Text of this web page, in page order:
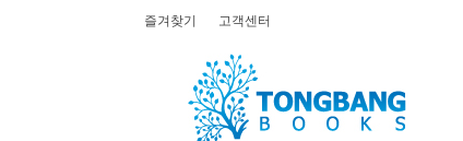
즐겨찾기 고객센터